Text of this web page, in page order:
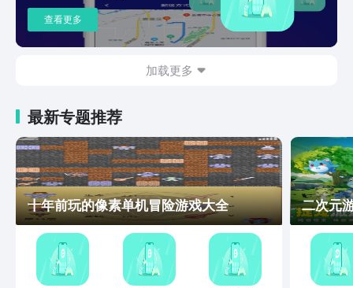
品【技术优势】• 专业级处理引擎：支持
48kHz高精度音频编辑 • 全免费模式：
无会员限制，无功能限制，无需登录，直
接使用• 钢琴引擎：采用高精度音源采
样，还原真实钢琴音色• 低延迟响应：触
免费体验 Android全平台支持，点击下
载开启音频创作之旅
查看更多
加载更多
最新专题推荐
十年前玩的像素单机冒险游戏大全 二次元